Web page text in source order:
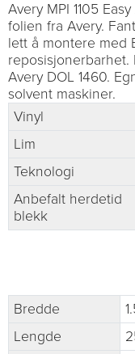
Avery MPI 1105
folien fra Avery.
lett å montere med
reposisjonerbarhet.
Avery DOL 1460.
solvent maskiner.
Vinyl
Lim
Teknologi
Anbefalt herdetid
blekk
Bredde
Lengde